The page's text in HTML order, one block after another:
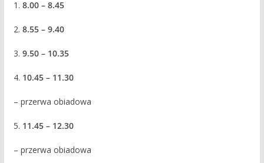
1. 8.00 – 8.45
2. 8.55 – 9.40
3. 9.50 – 10.35
4. 10.45 – 11.30
– przerwa obiadowa
5. 11.45 – 12.30
– przerwa obiadowa